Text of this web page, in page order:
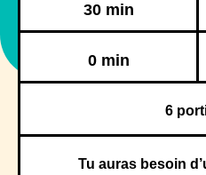
30 min
0 min
6
Tu auras besoin